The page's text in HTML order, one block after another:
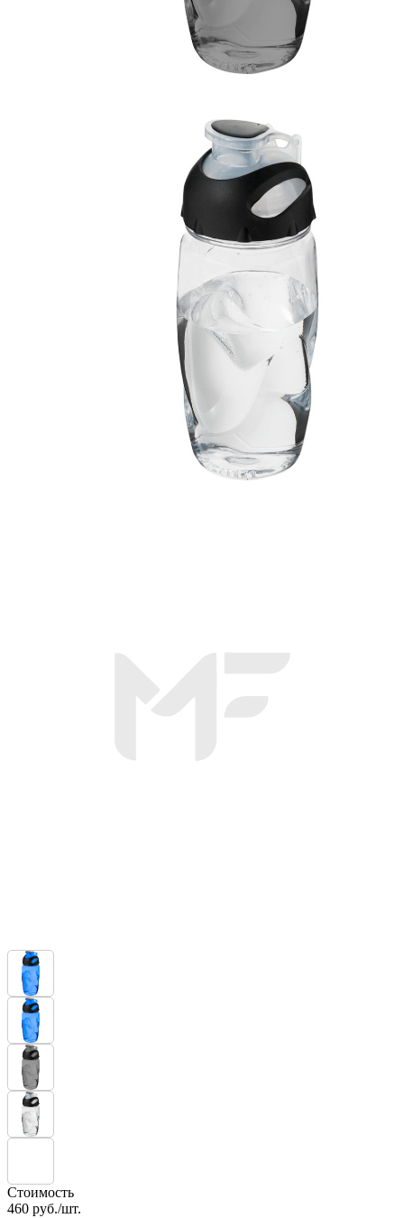
Стоимость
460 руб./шт.